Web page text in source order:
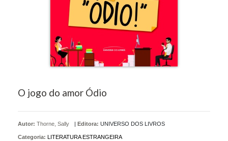
O jogo do amor Ódio
Autor: Thorne, Sally Editora: UNIVERSO DOS LIVROS
Categoria: LITERATURA ESTRANGEIRA